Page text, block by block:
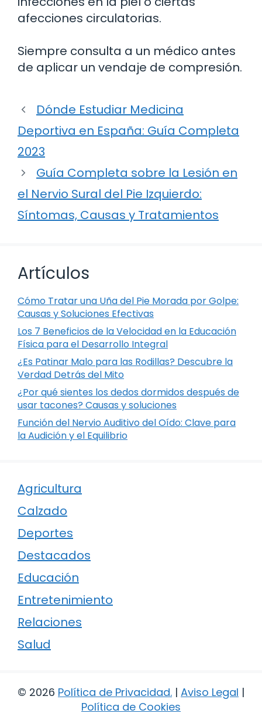
afecciones circulatorias.
Siempre consulta a un médico antes
de aplicar un vendaje de compresión.
Dónde Estudiar Medicina
Deportiva en España: Guía Completa
2023
Guía Completa sobre la Lesión en
el Nervio Sural del Pie Izquierdo:
Síntomas, Causas y Tratamientos
Artículos
Cómo Tratar una Uña del Pie Morada por Golpe:
Causas y Soluciones Efectivas
Los 7 Beneficios de la Velocidad en la Educación
Física para el Desarrollo Integral
¿Es Patinar Malo para las Rodillas? Descubre la
Verdad Detrás del Mito
¿Por qué sientes los dedos dormidos después de
usar tacones? Causas y soluciones
Función del Nervio Auditivo del Oído: Clave para
la Audición y el Equilibrio
Agricultura
Calzado
Deportes
Destacados
Educación
Entretenimiento
Relaciones
Salud
© 2026 Política de Privacidad. | Aviso Legal |
Política de Cookies